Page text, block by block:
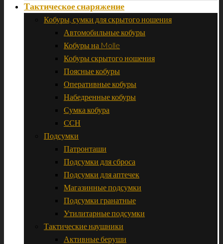
Тактическое снаряжение
Кобуры, сумки для скрытого ношения
Автомобильные кобуры
Кобуры на Molle
Кобуры скрытого ношения
Поясные кобуры
Оперативные кобуры
Набедренные кобуры
Сумка кобура
ССН
Подсумки
Патронташи
Подсумки для сброса
Подсумки для аптечек
Магазинные подсумки
Подсумки гранатные
Утилитарные подсумки
Тактические наушники
Активные беруши